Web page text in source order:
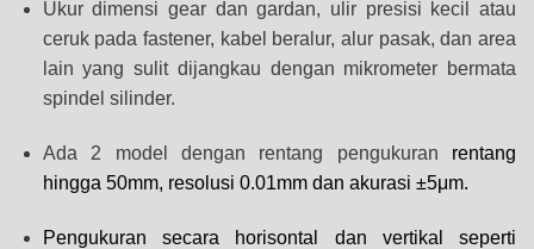
Ukur dimensi gear dan gardan, ulir presisi kecil atau
ceruk pada fastener, kabel beralur, alur pasak, dan area
lain yang sulit dijangkau dengan mikrometer bermata
spindel silinder.
Ada 2 model dengan rentang pengukuran rentang
hingga 50mm, resolusi 0.01mm dan akurasi ±5μm.
Pengukuran secara horisontal dan vertikal seperti